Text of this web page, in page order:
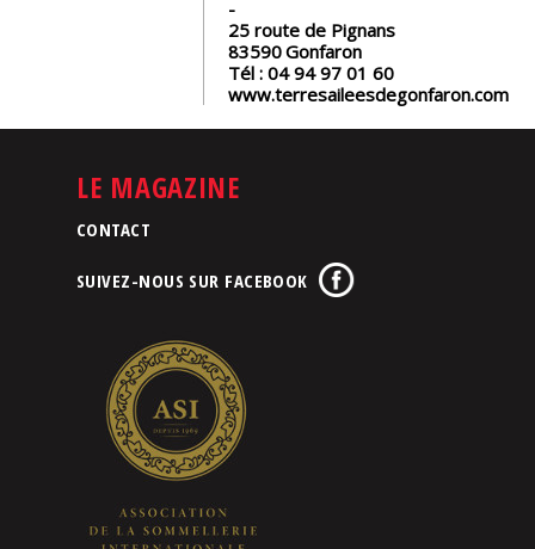
25 route de Pignans
83590Gonfaron
Tél : 04 94 97 01 60
www.terresaileesdegonfaron.com
LE MAGAZINE
CONTACT
SUIVEZ-NOUS SUR FACEBOOK